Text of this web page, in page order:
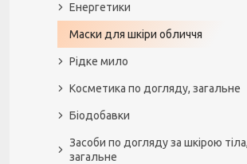
Енергетики
Маски для шкіри обличчя
Рідке мило
Косметика по догляду, загальне
Біодобавки
Засоби по догляду за шкірою тіла,
загальне